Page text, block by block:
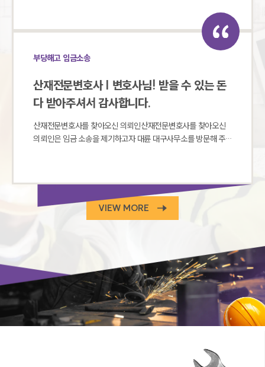
사의 도움을 받아 피고 회사에 손해배상 소송을 제기하고자 포항
실했고, 정상적인 일상생활이 불가능하여 피고에게 손해배상 책
임이 있다는 점을 주장하였습니다. 법원은 포항산재변호사의 주
을 지급하라.’는 판결을 내렸습니다. 의뢰인은 포항산재변호사에
게 깊은 감사 인사를 전해주셨습니다. 노동 사건은 다소 복잡하고
대륜은 다양한 업무 수행 경험과 전문성을 기반으로 맞춤형 전략
을 구상하고 있습니다. 만약 전문변호사의 도움이 필요하시다면,
부당해고 임금소송
산재전문변호사 | 변호사님! 받을 수 있는 돈
다 받아주셔서 감사합니다.
산재전문변호사를 찾아오신 의뢰인산재전문변호사를 찾아오신
의뢰인은 임금 소송을 제기하고자 대륜 대구사무소를 방문해 주
임금조차 제대로 지급받지 못하고 있었습니다. 이에 대륜 산재전
문변호사의 조력을 얻어 임금 소송과 산재 관련 자문요청을 하셨
구성하였습니다. 임금 소송 진행을 조력한 결과, 법원은 산재전문
변호사의 주장을 받아들였으며 의뢰인은 미지급 임금 전액을 돌
려받을 수 있었습니다. 사건 결과에 흡족하신 의뢰인은 산재전문
변호사에게 감사 후기를 남겨주셨습니다. 위 의뢰인처럼 산재 발
생으로 인한 산재전문변호사의 법률자문 요청과 임금 소송을 고
민하고 계신 분이 있으시다면, 법무법인 대륜의 산재전문변호사
VIEW MORE